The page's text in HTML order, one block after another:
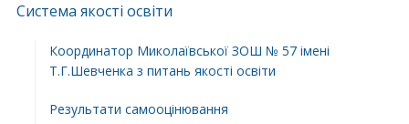
Система якості освіти
Координатор Миколаївської ЗОШ № 57 імені
Т.Г.Шевченка з питань якості освіти
Результати самооцінювання